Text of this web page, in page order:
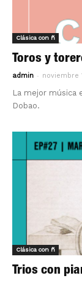
Clásica con ñ
Toros y
admin - noviembre
La mejor música
Dobao.
Clásica con ñ
Trios con